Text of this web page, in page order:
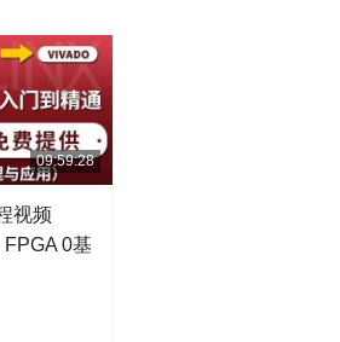
09:59:28
视频
FPGA 0基